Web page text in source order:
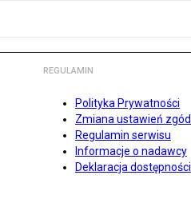
REGULAMIN
Polityka Prywatności
Zmiana ustawień zgód
Regulamin serwisu
Informacje o nadawcy
Deklaracja dostępności